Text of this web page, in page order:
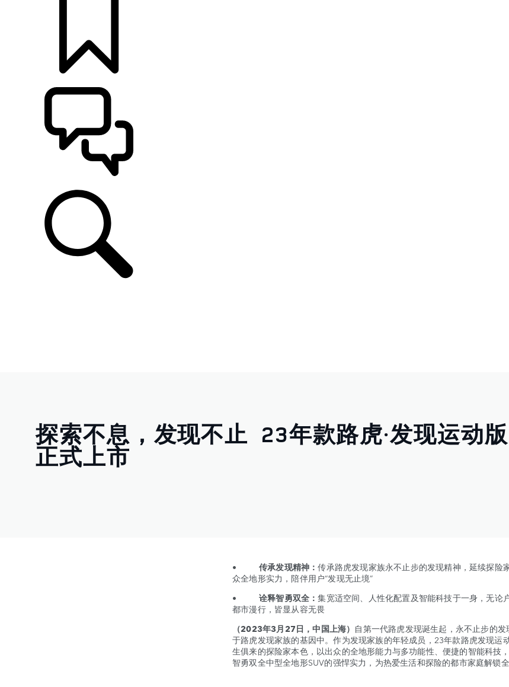
探索不息，发现不止 23年款路虎·发现运动版
正式上市
• 传承发现精神：传承路虎发现家族永不止步的发现精神，延续探险
众全地形实力，陪伴用户“发现无止境”
• 诠释智勇双全：集宽适空间、人性化配置及智能科技于一身，无论
都市漫行，皆显从容无畏
（2023年3月27日，中国上海） 自第一代路虎发现诞生起，永不止步的发
于路虎发现家族的基因中。作为发现家族的年轻成员，23年款路虎发现运
生俱来的探险家本色，以出众的全地形能力与多功能性、便捷的智能科技
智勇双全中型全地形SUV的强悍实力，为热爱生活和探险的都市家庭解锁全